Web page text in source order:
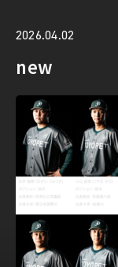
2026.04.02
new